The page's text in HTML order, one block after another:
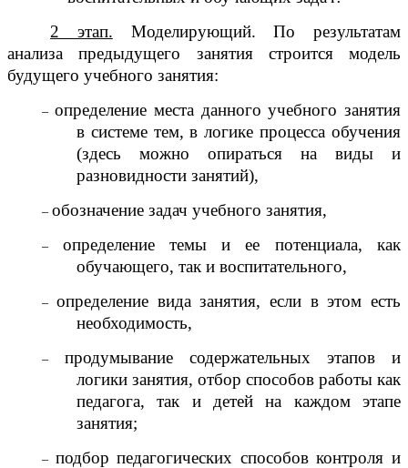
2 этап. Моделирующий. По результатам
анализа предыдущего занятия строится модель
будущего учебного занятия:
–определение места данного учебного занятия
в системе тем, в логике процесса обучения
(здесь можно опираться на виды и
разновидности занятий),
–обозначение задач учебного занятия,
– определение темы и ее потенциала, как
обучающего, так и воспитательного,
–определение вида занятия, если в этом есть
необходимость,
– продумывание содержательных этапов и
логики занятия, отбор способов работы как
педагога, так и детей на каждом этапе
занятия;
– подбор педагогических способов контроля и